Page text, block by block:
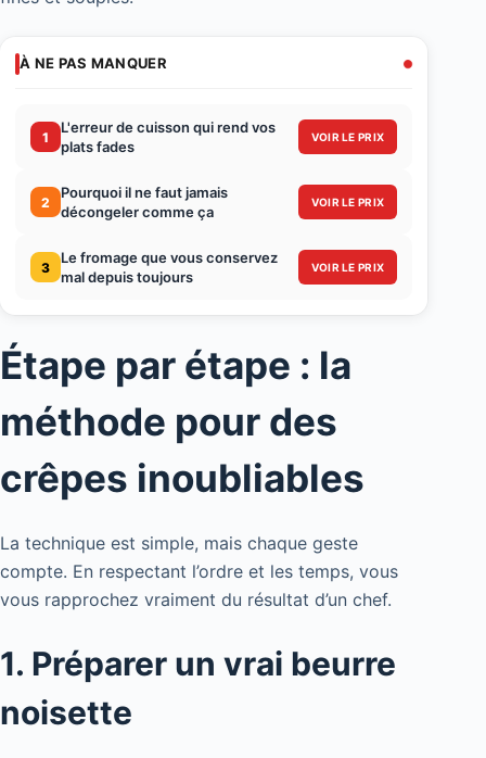
À NE PAS MANQUER
1
L'erreur de cuisson qui rend vos
plats fades
VOIR LE PRIX
2
Pourquoi il ne faut jamais
décongeler comme ça
VOIR LE PRIX
3
Le fromage que vous conservez
mal depuis toujours
VOIR LE PRIX
Étape par étape : la
méthode pour des
crêpes inoubliables
La technique est simple, mais chaque geste
compte. En respectant l’ordre et les temps, vous
vous rapprochez vraiment du résultat d’un chef.
1. Préparer un vrai beurre
noisette